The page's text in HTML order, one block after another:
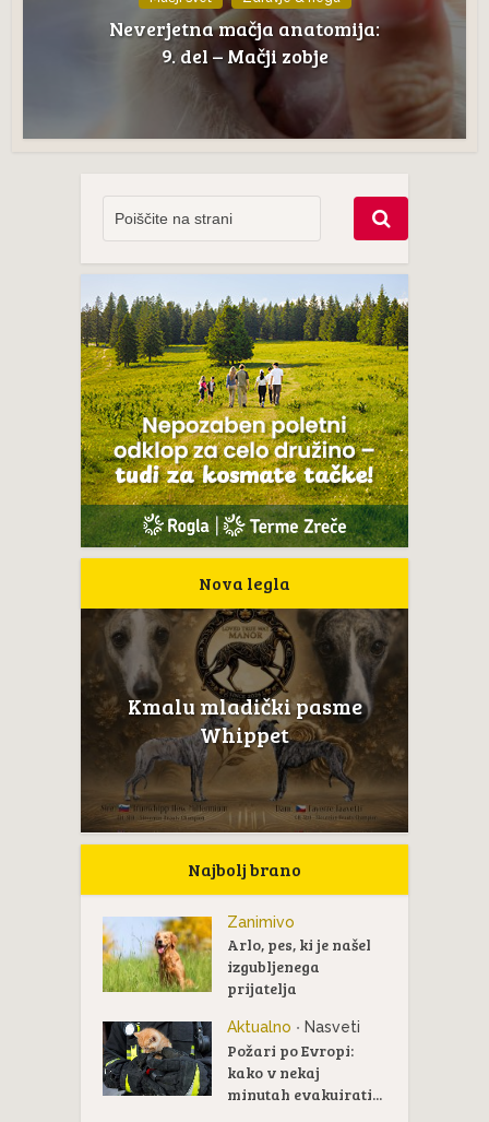
Neverjetna mačja anatomija:
9. del – Mačji zobje
Nova legla
Kmalu mladički pasme
Whippet
Najbolj brano
Zanimivo
Arlo, pes, ki je našel
izgubljenega
prijatelja
Aktualno • Nasveti
Požari po Evropi:
kako v nekaj
minutah evakuirati...